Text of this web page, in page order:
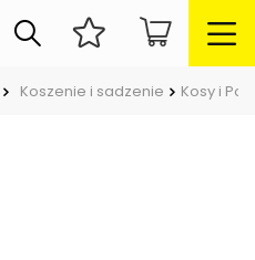
Koszenie i sadzenie Kosy i